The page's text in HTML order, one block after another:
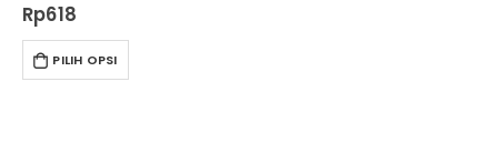
Rp618
PILIH OPSI